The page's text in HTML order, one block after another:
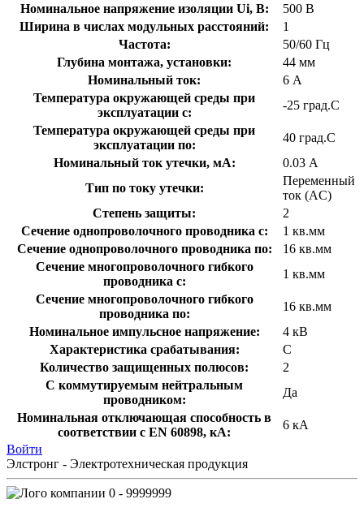
Номинальное напряжение изоляции Ui, В:
500 В
Ширина в числах модульных расстояний:
1
Частота:
50/60 Гц
Глубина монтажа, установки:
44 мм
Номинальный ток:
6 А
Температура окружающей среды при
эксплуатации с:
-25 град.C
Температура окружающей cреды при
эксплуатации по:
40 град.C
Номинальный ток утечки, мА:
0.03 А
Тип по току утечки:
Переменный
ток (AC)
Степень защиты:
2
Сечение однопроволочного проводника с:
1 кв.мм
Сечение однопроволочного проводника по:
16 кв.мм
Сечение многопроволочного гибкого
проводника с:
1 кв.мм
Сечение многопроволочного гибкого
проводника по:
16 кв.мм
Номинальное импульсное напряжение:
4 кВ
Характеристика срабатывания:
C
Количество защищенных полюсов:
2
С коммутируемым нейтральным
проводником:
Да
Номинальная отключающая способность в
соответствии с EN 60898, кА:
6 кА
Войти
Элстронг - Электротехническая продукция
0 - 9999999